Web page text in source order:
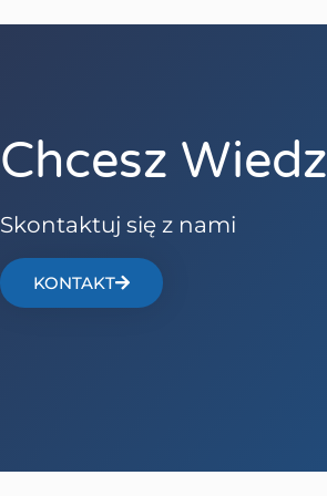
Chcesz
Skontaktuj się z nami
KONTAKT